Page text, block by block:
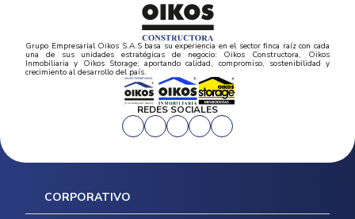
Grupo Empresarial Oikos S.A.S basa su experiencia en el sector finca raíz con cada
una de sus unidades estratégicas de negocio: Oikos Constructora, Oikos
Inmobiliaria y Oikos Storage; aportando calidad, compromiso, sostenibilidad y
crecimiento al desarrollo del país.
REDES SOCIALES
CORPORATIVO